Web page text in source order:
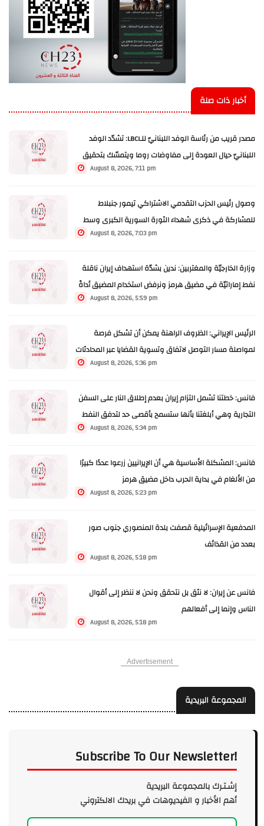
أخبار ذات صلة
مصدر قريب من رئاسة الوفد اللبنانيّ للـLBCI: تشدّد الوفد
اللبنانيّ حيال العودة إلى مفاوضات روما ويتمسّك بتحقيق
تقدّم في وقف شامل لإطلاق النار على كامل الأراضي
المناطق التجريبية تحديدًا في بنت جبيل والخيام
August 8, 2026, 7:11 pm
وصول رئيس الحزب التقدمي الاشتراكي تيمور جنبلاط
للمشاركة في ذكرى شهداء الثورة السورية الكبرى وسط
August 8, 2026, 7:03 pm
وزارة الخارجيّة والمغتربين: ندين بشدّة استهداف إيران ناقلة
نفط إماراتيّة في مضيق هرمز ونرفض استخدام المضيق أداةً
للمساومة والابتزاز ونتضامن بالكامل مع الإمارات
August 8, 2026, 5:59 pm
الرئيس الإيراني: الظروف الراهنة يمكن أن تشكل فرصة
لمواصلة مسار التوصل لاتفاق وتسوية القضايا عبر المحادثات
August 8, 2026, 5:36 pm
فانس: خطتنا تشمل التزام إيران بعدم إطلاق النار على السفن
التجارية وهي أبلغتنا بأنها ستسمح بأقصى حد لتدفق النفط
August 8, 2026, 5:34 pm
فانس: المشكلة الأساسية هي أن الإيرانيين زرعوا عددًا كبيرًا
من الألغام في بداية الحرب داخل مضيق هرمز
August 8, 2026, 5:23 pm
المدفعية الإسرائيلية قصفت بلدة المنصوري جنوب صور
بعدد من القذائف
August 8, 2026, 5:18 pm
فانس عن إيران: لا نثق بل نتحقق ونحن لا ننظر إلى أقوال
الناس وإنما إلى أفعالهم
August 8, 2026, 5:18 pm
Advertisement
المجموعة البريدية
Subscribe To Our Newsletter!
إشـتـرك بالمجموعة البريدية
أهم الأخبار و الفيديوهات في بريدك الالكتروني